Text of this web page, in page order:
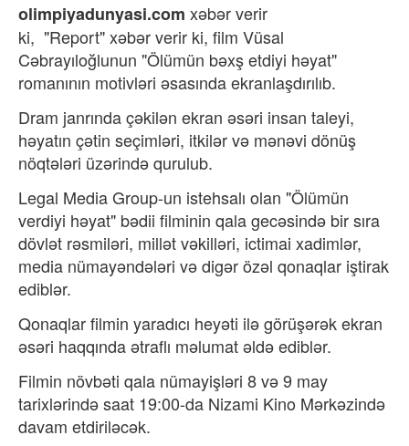
olimpiyadunyasi.com xəbər verir
ki, "Report"xəbər verir ki, film Vüsal
Cəbrayıloğlunun "Ölümün bəxş etdiyi həyat"
romanının motivləri əsasında ekranlaşdırılıb.
Dram janrında çəkilən ekran əsəri insan taleyi,
həyatın çətin seçimləri, itkilər və mənəvi dönüş
nöqtələri üzərində qurulub.
Legal Media Group-un istehsalı olan "Ölümün
verdiyi həyat" bədii filminin qala gecəsində bir sıra
dövlət rəsmiləri, millət vəkilləri, ictimai xadimlər,
media nümayəndələri və digər özəl qonaqlar iştirak
ediblər.
Qonaqlar filmin yaradıcı heyəti ilə görüşərək ekran
əsəri haqqında ətraflı məlumat əldə ediblər.
Filmin növbəti qala nümayişləri 8 və 9 may
tarixlərində saat 19:00-da Nizami Kino Mərkəzində
davam etdiriləcək.